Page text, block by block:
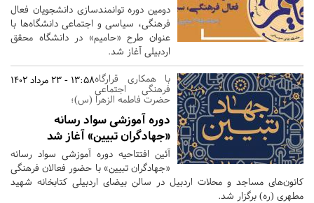
دومین دوره توانمندسازی دانشجویان فعال
فرهنگی، سیاسی و اجتماعی دانشگاه‌ها با
عنوان طرح «حامیم» در دانشگاه محقق
اردبیلی آغاز شد.
13:58 - 23 مرداد 1402با همکاری قرارگاه
فرهنگی اجتماعی
حضرت فاطمه الزهرا (س)؛
دوره آموزشی سواد رسانه
«جهادگران تبیین» آغاز شد
آئین افتتاحیه دوره آموزشی سواد رسانه
«جهادگران تبیین» با حضور فعالان فرهنگی
کانون‌های مساجد و محلات اردبیل در سالن بیضای اردبیلی کتابخانه شهید
مطهری (ره) برگزار شد.